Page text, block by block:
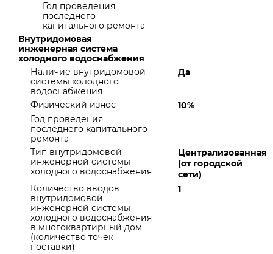
Год проведения
последнего
капитального ремонта
Внутридомовая
инженерная система
холодного водоснабжения
Наличие внутридомовой
системы холодного
водоснабжения
Да
Физический износ
10%
Год проведения
последнего капитального
ремонта
Тип внутридомовой
инженерной системы
холодного водоснабжения
Централизованная
(от городской
сети)
Количество вводов
внутридомовой
инженерной системы
холодного водоснабжения
в многоквартирный дом
(количество точек
поставки)
1